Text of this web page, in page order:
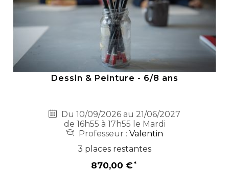
Dessin & Peinture - 6/8 ans
Du 10/09/2026 au 21/06/2027
de 16h55 à 17h55 le Mardi
Professeur : Valentin
3 places restantes
870,00 €